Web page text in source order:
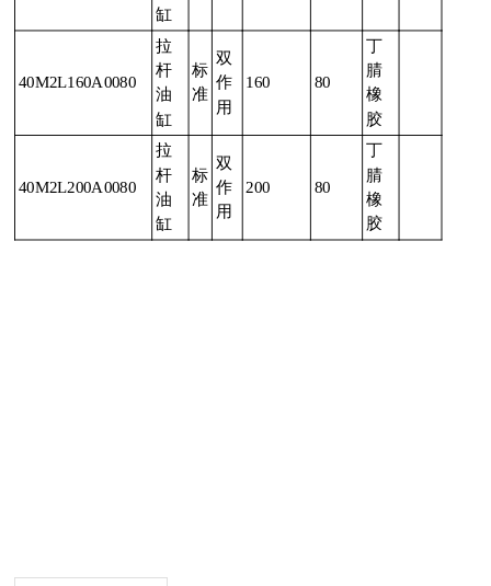
缸
40M2L160A0080
拉
杆
油
缸
标
准
双
作
用
160 80
丁
腈
橡
胶
40M2L200A0080
拉
杆
油
缸
标
准
双
作
用
200 80
丁
腈
橡
胶